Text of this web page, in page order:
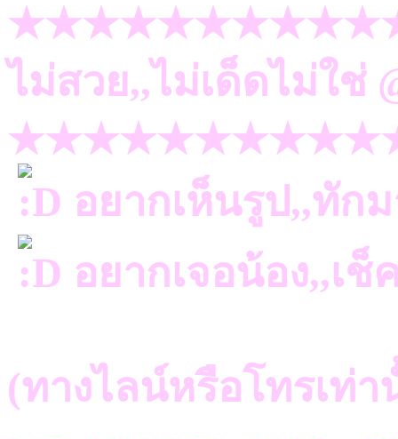
ไม่สวย,,ไม่เด็ดไม่ใช่
อยากเห็นรูป,,ทัก
อยากเจอน้อง,,เช็
(ทางไลน์หรือโทรเท่